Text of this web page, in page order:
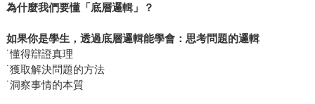
為什麼我們要懂「底層邏輯」？
如果你是學生，透過底層邏輯能學會：思考問題的邏輯
˙懂得辯證真理
˙獲取解決問題的方法
˙洞察事情的本質